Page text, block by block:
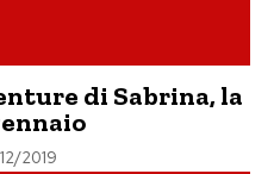
di Sabrina, la
2019